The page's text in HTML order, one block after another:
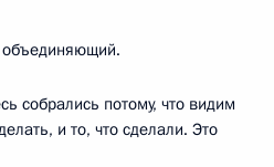
собрались потому, что видим
и то, что сделали. Это